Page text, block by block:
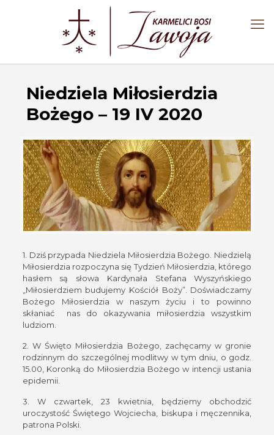
Niedziela Miłosierdzia
Bożego – 19 IV 2020
1. Dziś przypada Niedziela Miłosierdzia Bożego. Niedzielą
Miłosierdzia rozpoczyna się Tydzień Miłosierdzia, którego
hasłem są słowa Kardynała Stefana Wyszyńskiego
„Miłosierdziem budujemy Kościół Boży”. Doświadczamy
Bożego Miłosierdzia w naszym życiu i to powinno
skłaniać nas do okazywania miłosierdzia wszystkim
ludziom.
2. W Święto Miłosierdzia Bożego, zachęcamy w gronie
rodzinnym do szczególnej modlitwy w tym dniu, o godz.
15.00, Koronką do Miłosierdzia Bożego w intencji ustania
epidemii.
3. W czwartek, 23 kwietnia, będziemy obchodzić
uroczystość Świętego Wojciecha, biskupa i męczennika,
patrona Polski.